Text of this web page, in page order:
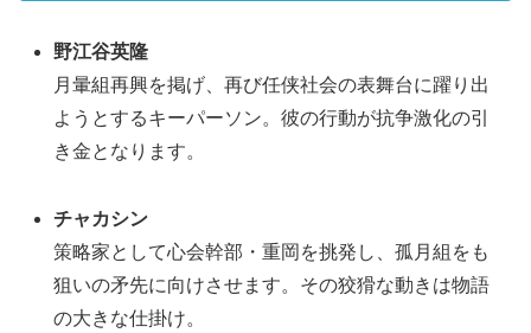
野江谷英隆
月暈組再興を掲げ、再び任侠社会の表舞台に躍り出
ようとするキーパーソン。彼の行動が抗争激化の引
き金となります。
チャカシン
策略家として心会幹部・重岡を挑発し、孤月組をも
狙いの矛先に向けさせます。その狡猾な動きは物語
の大きな仕掛け。